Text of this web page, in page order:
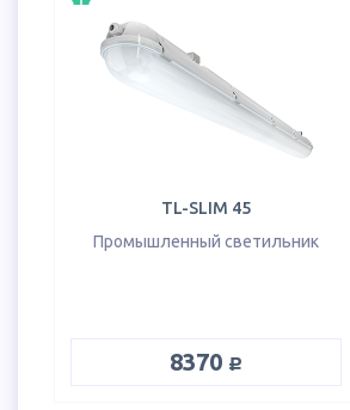
TL-SLIM 45
Промышленный светильник
8370 руб.